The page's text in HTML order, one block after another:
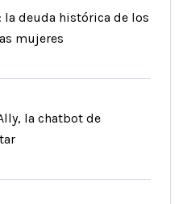
la deuda histórica de los
mujeres
la chatbot de